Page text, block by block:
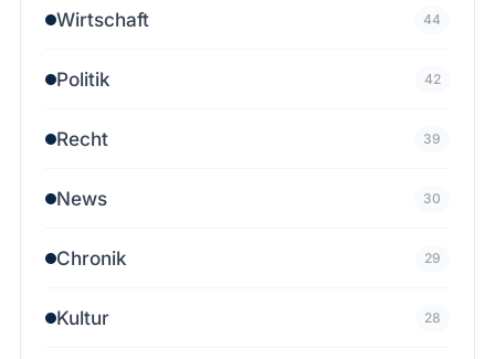
Wirtschaft 44
Politik 42
Recht 39
News 30
Chronik 29
Kultur 28